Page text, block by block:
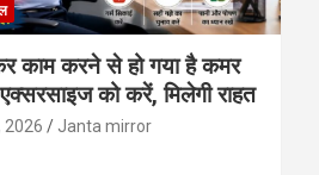
काम करने से हो गया है कमर
को करें, मिलेगी राहत
2026 Janta mirror